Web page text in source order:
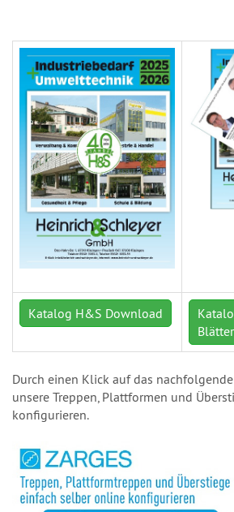
Katalog H&S Download
Durch einen Klick auf das
unsere Treppen, Plattformen und
konfigurieren.